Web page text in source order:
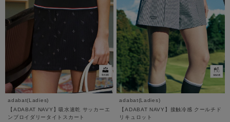
adabat(Ladies)
【ADABAT NAVY】吸水速乾 サッカーエ
ンブロイダリータイトスカート
adabat(Ladies)
【ADABAT NAVY】接触冷感 クールチド
リキュロット